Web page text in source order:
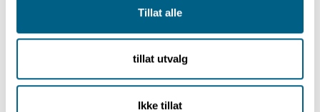
Tillat alle
tillat utvalg
Ikke tillat
– Kanskje terapeuten blir syk, eller må utsette en
time. Reaksjonen kan være overveldende – som om
hele forbindelsen bryter sammen. Da er det som om
et gammelt sår våkner til liv igjen, forklarer